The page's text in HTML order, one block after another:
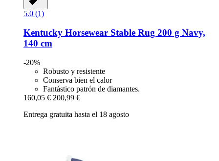
5.0 (1)
Kentucky Horsewear Stable Rug 200 g Navy,
140 cm
-20%
Robusto y resistente
Conserva bien el calor
Fantástico patrón de diamantes.
160,05 € 200,99 €
Entrega gratuita hasta el 18 agosto